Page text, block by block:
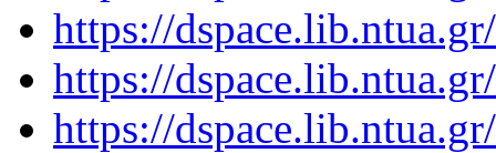
https://
https://
https://